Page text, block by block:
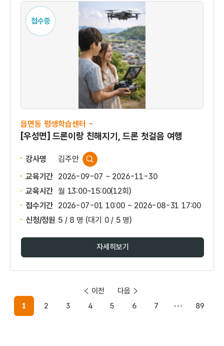
접수중
읍면동 평생학습센터 -
[우성면] 드론이랑 친해지기, 드론 첫걸음 여행
강사명
김주안
교육기간 2026-09-07 ~ 2026-11-30
교육시간 월 13:00~15:00(12회)
접수기간 2026-07-01 10:00 ~ 2026-08-31 17:00
신청/정원 5 / 8 명 (대기 0 / 5 명)
자세히보기
이전
1
2 3 4 5 6 7 89
다음